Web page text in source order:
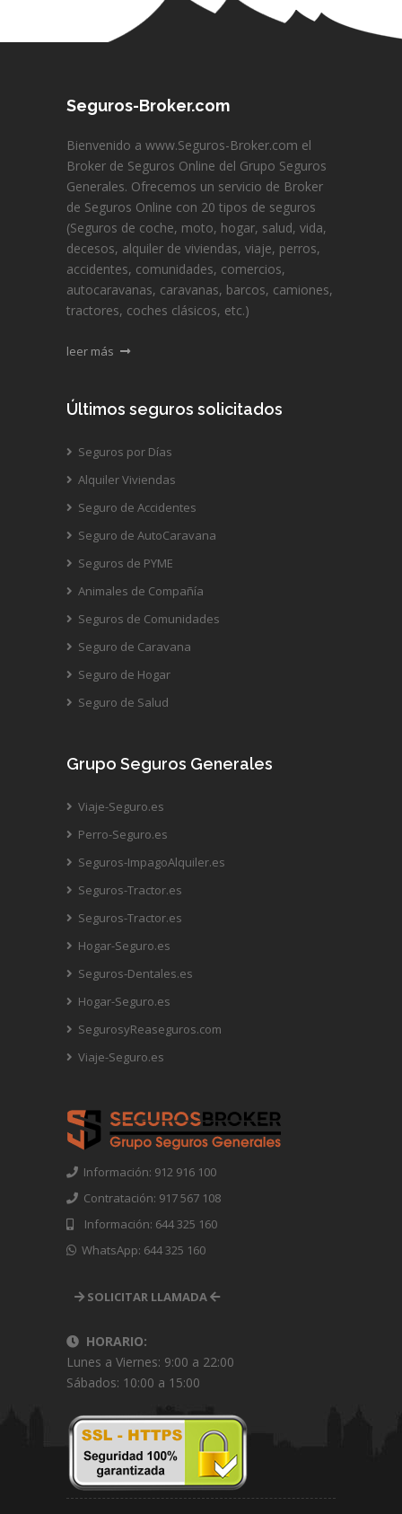
Seguros-Broker.com
Bienvenido a www.Seguros-Broker.com el
Broker de Seguros Online del Grupo Seguros
Generales. Ofrecemos un servicio de Broker
de Seguros Online con 20 tipos de seguros
(Seguros de coche, moto, hogar, salud, vida,
decesos, alquiler de viviendas, viaje, perros,
accidentes, comunidades, comercios,
autocaravanas, caravanas, barcos, camiones,
tractores, coches clásicos, etc.)
leer más
Últimos seguros solicitados
Seguros por Días
Alquiler Viviendas
Seguro de Accidentes
Seguro de AutoCaravana
Seguros de PYME
Animales de Compañía
Seguros de Comunidades
Seguro de Caravana
Seguro de Hogar
Seguro de Salud
Grupo Seguros Generales
Viaje-Seguro.es
Perro-Seguro.es
Seguros-ImpagoAlquiler.es
Seguros-Tractor.es
Seguros-Tractor.es
Hogar-Seguro.es
Seguros-Dentales.es
Hogar-Seguro.es
SegurosyReaseguros.com
Viaje-Seguro.es
Información: 912 916 100
Contratación: 917 567 108
Información: 644 325 160
WhatsApp: 644 325 160
SOLICITAR LLAMADA
HORARIO:
Lunes a Viernes: 9:00 a 22:00
Sábados: 10:00 a 15:00